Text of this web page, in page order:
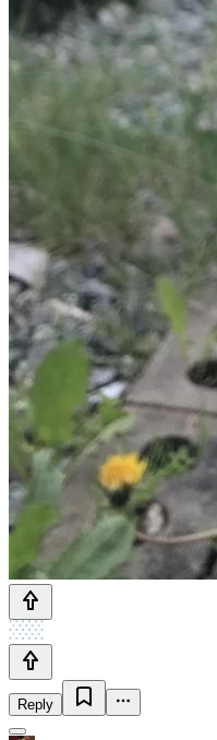
Reply